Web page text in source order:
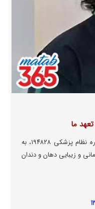
ما
، دارنده شماره نظام پزشکی ۱۹۴۸۲۸، به
و زیبایی دهان و دندان